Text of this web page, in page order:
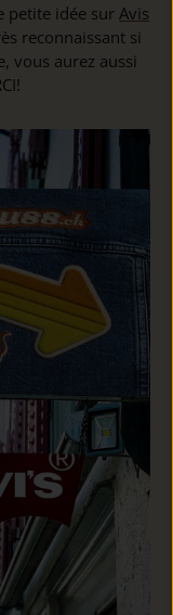
petite idée sur Avis
reconnaissant si
vous aurez aussi